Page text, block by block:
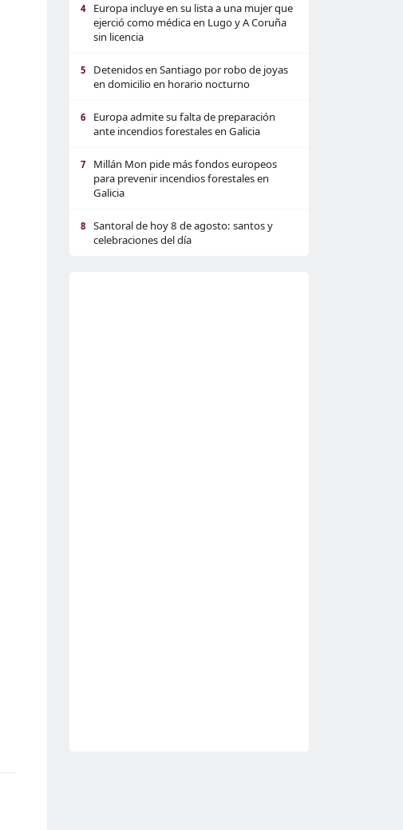
4
Europa incluye en su lista a una mujer que
ejerció como médica en Lugo y A Coruña
sin licencia
5
Detenidos en Santiago por robo de joyas
en domicilio en horario nocturno
6
Europa admite su falta de preparación
ante incendios forestales en Galicia
7
Millán Mon pide más fondos europeos
para prevenir incendios forestales en
Galicia
8
Santoral de hoy 8 de agosto: santos y
celebraciones del día